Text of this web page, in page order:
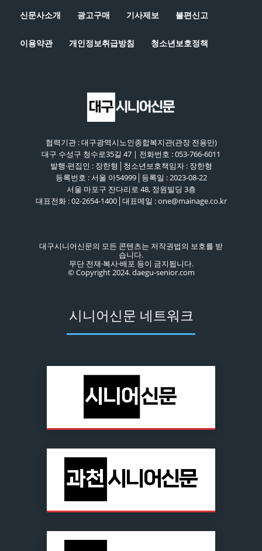
신문사소개 광고구매 기사제보 불편신고
이용약관 개인정보취급방침 청소년보호정책
협력기관 : 대구광역시노인종합복지관(관장 전용만)
대구 수성구 청수로35길 47 | 전화번호 : 053-766-6011
발행·편집인 : 장한형│청소년보호책임자 : 장한형
등록번호 : 서울 아54999│등록일 : 2023-08-22
서울 마포구 잔다리로 48, 정원빌딩 3층
대표전화 : 02-2654-1400│대표메일 : one@mainage.co.kr
대구시니어신문의 모든 콘텐츠는 저작권법의 보호를 받
습니다.
무단 전재·복사·배포 등이 금지됩니다.
© Copyright 2024. daegu-senior.com
시니어신문 네트워크